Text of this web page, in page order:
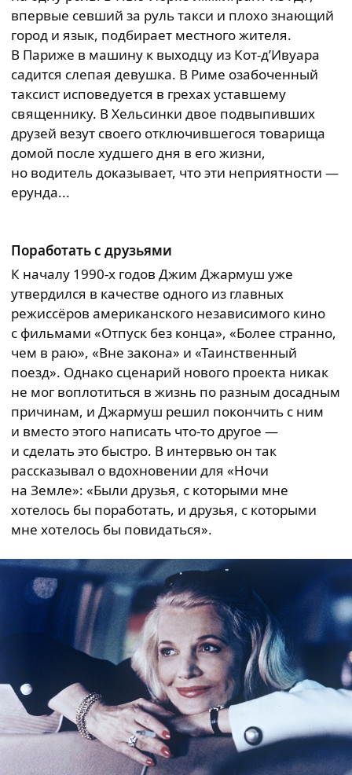
впервые севший за руль такси и плохо знающий
город и язык, подбирает местного жителя.
В Париже в машину к выходцу из Кот-д’Ивуара
садится слепая девушка. В Риме озабоченный
таксист исповедуется в грехах уставшему
священнику. В Хельсинки двое подвыпивших
друзей везут своего отключившегося товарища
домой после худшего дня в его жизни,
но водитель доказывает, что эти неприятности —
ерунда...
Поработать с друзьями
К началу 1990-х годов Джим Джармуш уже
утвердился в качестве одного из главных
режиссёров американского независимого кино
с фильмами «Отпуск без конца», «Более странно,
чем в раю», «Вне закона» и «Таинственный
поезд». Однако сценарий нового проекта никак
не мог воплотиться в жизнь по разным досадным
причинам, и Джармуш решил покончить с ним
и вместо этого написать что-то другое —
и сделать это быстро. В интервью он так
рассказывал о вдохновении для «Ночи
на Земле»: «Были друзья, с которыми мне
хотелось бы поработать, и друзья, с которыми
мне хотелось бы повидаться».